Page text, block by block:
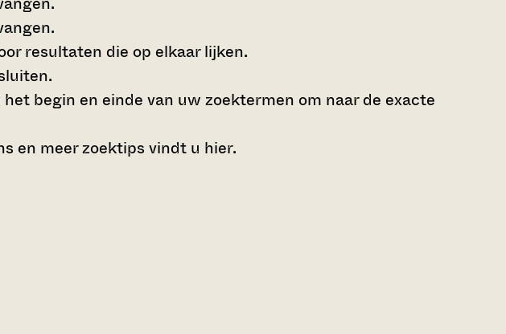
resultaten die op elkaar lijken.
het begin en einde van uw zoektermen om naar de exacte
en meer zoektips vindt u hier.